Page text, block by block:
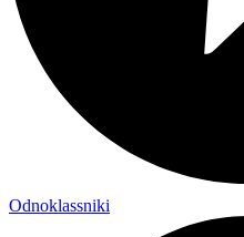
Odnoklassniki